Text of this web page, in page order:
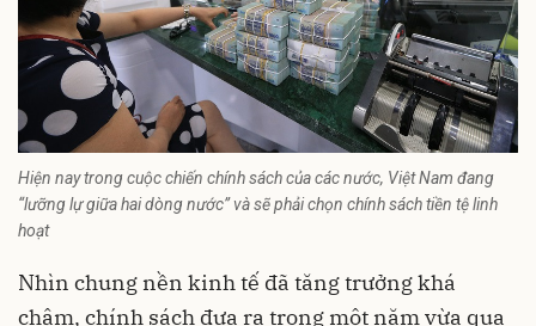
Hiện nay trong cuộc chiến chính sách của các nước, Việt Nam đang
“lưỡng lự giữa hai dòng nước” và sẽ phải chọn chính sách tiền tệ linh
hoạt
Nhìn chung nền kinh tế đã tăng trưởng khá
chậm, chính sách đưa ra trong một năm vừa qua